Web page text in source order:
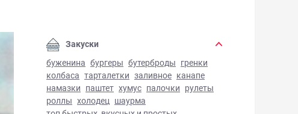
Сало соленое в луковой шелухе - фото готового блюда
Закуски
буженина бургеры бутерброды гренки
колбаса тарталетки заливное канапе
намазки паштет хумус палочки рулеты
роллы холодец шаурма